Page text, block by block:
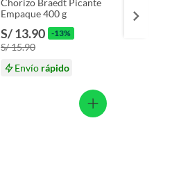
Chorizo Braedt Picante
Empaque 400 g
S/ 13.90 -13%
S/ 15.90
Envío rápido